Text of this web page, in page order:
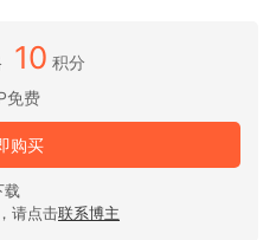
10 积分
免费
购买
载
请点击联系博主